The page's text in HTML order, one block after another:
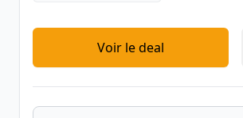
Voir le deal